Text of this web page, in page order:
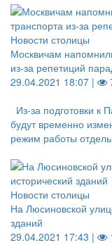
Новости столицы
Москвичам
из-за репетиций
29.04.2021 18:07 |
Из-за подготовки к
будут временно
режим работы
Новости столицы
На Люсиновской
зданий
29.04.2021 17:43 |